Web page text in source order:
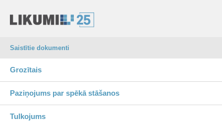
Saistītie dokumenti
Grozītais
Paziņojums par spēkā stāšanos
Tulkojums